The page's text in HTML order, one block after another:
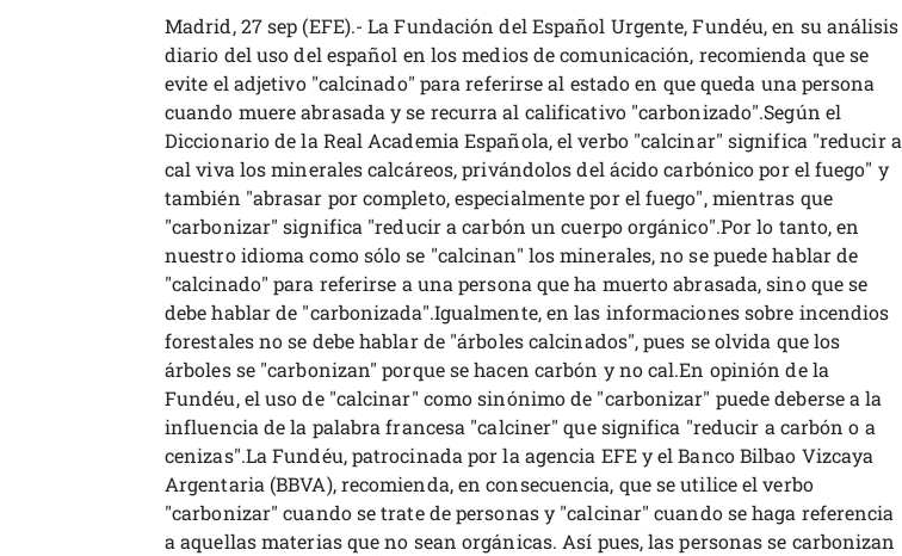
Madrid, 27 sep (EFE).- La Fundación del Español Urgente, Fundéu, en su análisis
diario del uso del español en los medios de comunicación, recomienda que se
evite el adjetivo "calcinado" para referirse al estado en que queda una persona
cuando muere abrasada y se recurra al calificativo "carbonizado".Según el
Diccionario de la Real Academia Española, el verbo "calcinar" significa "reducir a
cal viva los minerales calcáreos, privándolos del ácido carbónico por el fuego" y
también "abrasar por completo, especialmente por el fuego", mientras que
"carbonizar" significa "reducir a carbón un cuerpo orgánico".Por lo tanto, en
nuestro idioma como sólo se "calcinan" los minerales, no se puede hablar de
"calcinado" para referirse a una persona que ha muerto abrasada, sino que se
debe hablar de "carbonizada".Igualmente, en las informaciones sobre incendios
forestales no se debe hablar de "árboles calcinados", pues se olvida que los
árboles se "carbonizan" porque se hacen carbón y no cal.En opinión de la
Fundéu, el uso de "calcinar" como sinónimo de "carbonizar" puede deberse a la
influencia de la palabra francesa "calciner" que significa "reducir a carbón o a
cenizas".La Fundéu, patrocinada por la agencia EFE y el Banco Bilbao Vizcaya
Argentaria (BBVA), recomienda, en consecuencia, que se utilice el verbo
"carbonizar" cuando se trate de personas y "calcinar" cuando se haga referencia
a aquellas materias que no sean orgánicas. Así pues, las personas se carbonizan